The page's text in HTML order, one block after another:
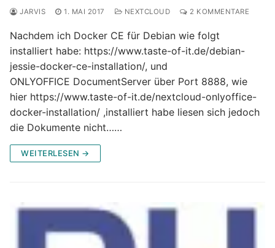
JARVIS 1. MAI 2017 NEXTCLOUD 2 KOMMENTARE
Nachdem ich Docker CE für Debian wie folgt
installiert habe: https://www.taste-of-it.de/debian-
jessie-docker-ce-installation/, und
ONLYOFFICE DocumentServer über Port 8888, wie
hier https://www.taste-of-it.de/nextcloud-onlyoffice-
docker-installation/ ,installiert habe liesen sich jedoch
die Dokumente nicht……
WEITERLESEN →